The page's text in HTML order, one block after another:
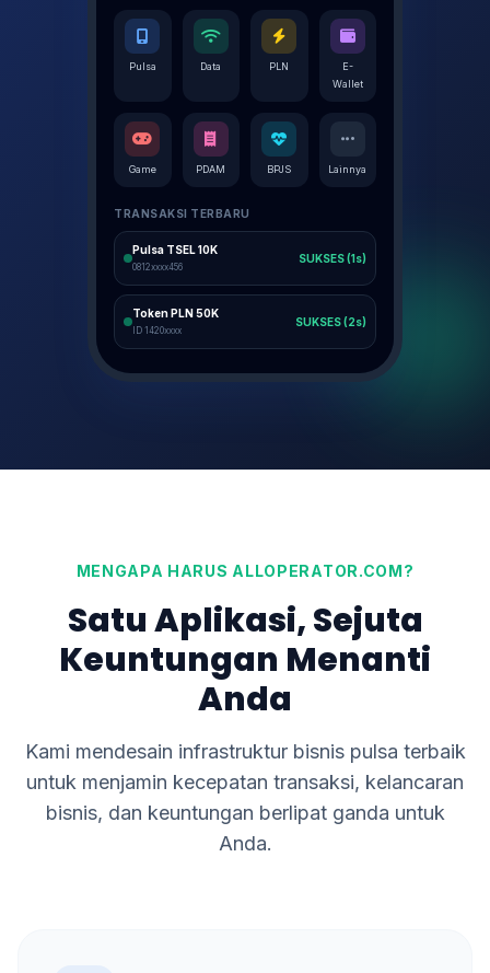
Pulsa Data PLN
E-
Wallet
Game PDAM BPJS Lainnya
TRANSAKSI TERBARU
Pulsa TSEL 10K
0812xxxx456
SUKSES (1s)
Token PLN 50K
ID 1420xxxx
SUKSES (2s)
Transfer DANA 100K
MENGAPA HARUS ALLOPERATOR.COM?
Satu Aplikasi, Sejuta
Keuntungan Menanti
Anda
Kami mendesain infrastruktur bisnis pulsa terbaik
untuk menjamin kecepatan transaksi, kelancaran
bisnis, dan keuntungan berlipat ganda untuk
Anda.